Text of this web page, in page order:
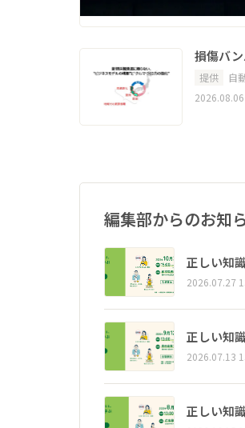
損傷バ
提供
自
編集部からのお知
正しい知
2026.07.27
正しい知
2026.07.13
正しい知